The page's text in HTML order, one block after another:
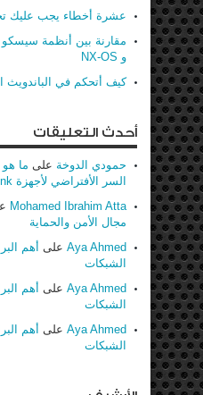
عشرة أخطاء يجب عليك
و NX-OS
كيف أتحكم في الباندويث
أحدث التعليقات
حمودي الدوخة على ما
السر الأفتراضي لأجهزة TP-Link
Mohamed Ibrahim Atta
مجال الأمن والحماية
Aya Ahmed على أهم
الشبكات
Aya Ahmed على أهم
الشبكات
Aya Ahmed على أهم
الشبكات